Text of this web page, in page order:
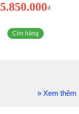
5.850.000₫
Còn hàng
» Xem thêm